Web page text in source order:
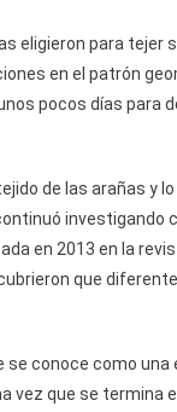
eligieron para tejer
en el patrón
pocos días para
de las arañas y
investigando
en 2013 en la
que
conoce como
vez que se termina